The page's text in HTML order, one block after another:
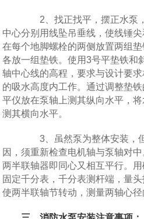
2、找正找平，摆正水泵
中心分别用线坠吊垂线，使线锤
在每个地脚螺栓的两侧放置两组
各放一组垫铁。使用3号平垫铁和
轴中心线的高程，要求与设计要
的吸水高度内工作。通过调整垫
平仪放在泵轴上测其纵向水平，
测其横向水平。
3、虽然泵为整体安装，
因，须重新检查电机轴与泵轴对
两半联轴器即同心又相互平行。
固定千分表，千分表测杆端，量
使两半联轴节转动，测量两轴心径